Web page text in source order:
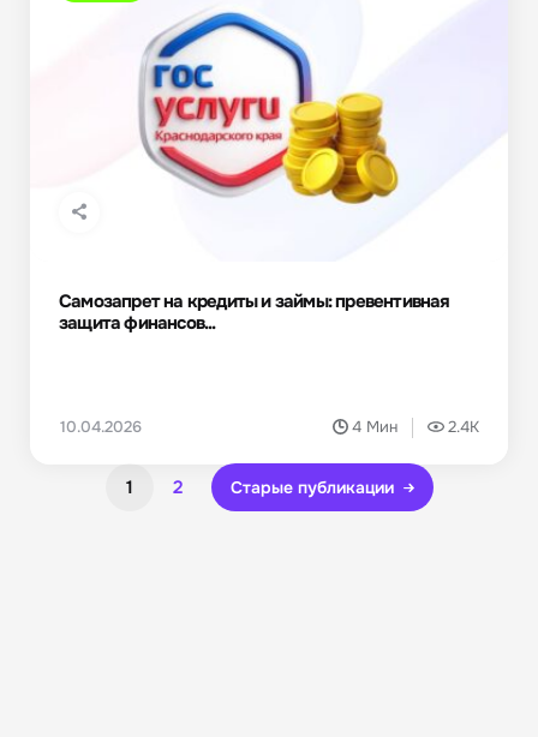
Самозапрет на кредиты и займы: превентивная
защита финансов...
10.04.2026 4 Мин 2.4K
1 2 Старые публикации